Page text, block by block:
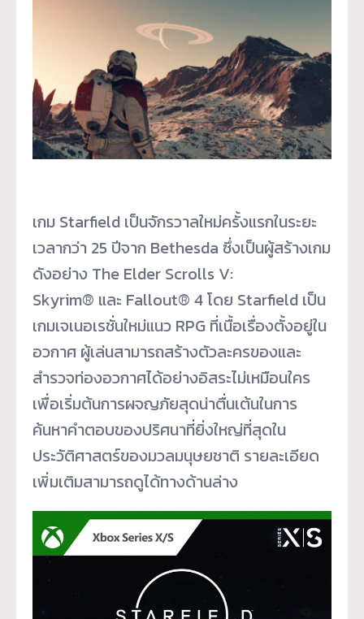
เกม Starfield เป็นจักรวาลใหม่ครั้งแรกในระยะ
เวลากว่า 25 ปีจาก Bethesda ซึ่งเป็นผู้สร้างเกม
ดังอย่าง The Elder Scrolls V:
Skyrim® และ Fallout® 4 โดย Starfield เป็น
เกมเจเนอเรชั่นใหม่แนว RPG ที่เนื้อเรื่องตั้งอยู่ใน
อวกาศ ผู้เล่นสามารถสร้างตัวละครของและ
สำรวจท่องอวกาศได้อย่างอิสระไม่เหมือนใคร
เพื่อเริ่มต้นการผจญภัยสุดน่าตื่นเต้นในการ
ค้นหาคำตอบของปริศนาที่ยิ่งใหญ่ที่สุดใน
ประวัติศาสตร์ของมวลมนุษยชาติ รายละเอียด
เพิ่มเติมสามารถดูได้ทางด้านล่าง